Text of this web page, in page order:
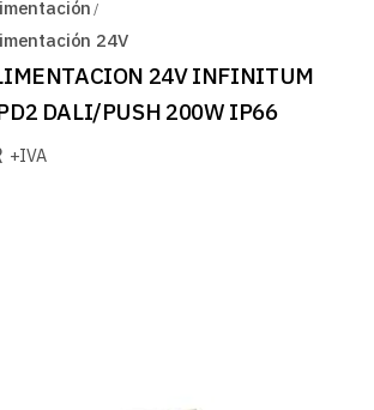
24V
24V INFINITUM
DALI/PUSH 200W IP66
+IVA